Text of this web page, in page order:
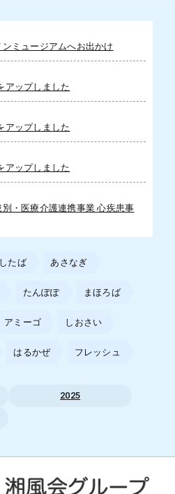
ミュージアムへお出かけ
アップしました
アップしました
アップしました
・医療介護連携事業 心疾患事
たば あさなぎ
たんぽぽ まほろば
アミーゴ しおさい
はるかぜ フレッシュ
2025